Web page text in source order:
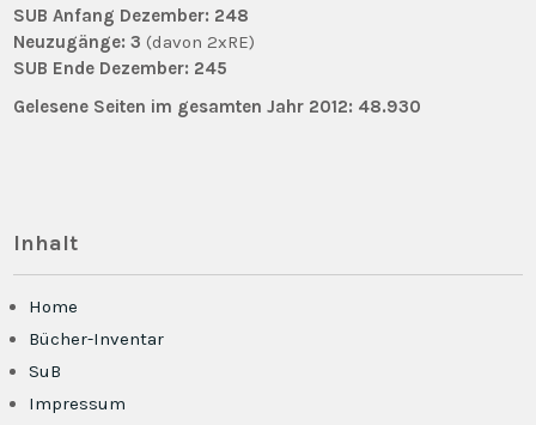
SUB Anfang Dezember: 248
Neuzugänge: 3 (davon 2xRE)
SUB Ende Dezember: 245
Gelesene Seiten im gesamten Jahr 2012: 48.930
Inhalt
Home
Bücher-Inventar
SuB
Impressum